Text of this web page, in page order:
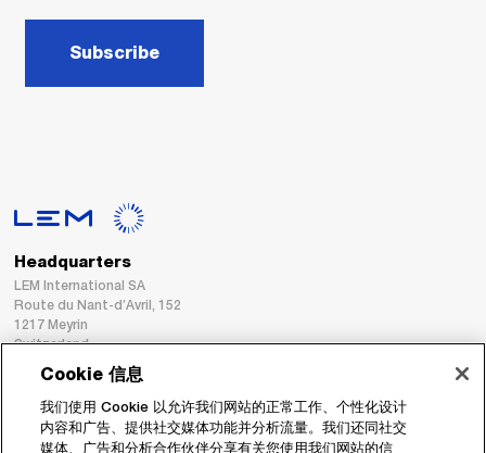
Subscribe
Headquarters
LEM International SA
Route du Nant-d’Avril, 152
1217 Meyrin
Switzerland
Fax : +41 22 794 94 78
Cookie 信息
我们使用 Cookie 以允许我们网站的正常工作、个性化设计
内容和广告、提供社交媒体功能并分析流量。我们还同社交
媒体、广告和分析合作伙伴分享有关您使用我们网站的信